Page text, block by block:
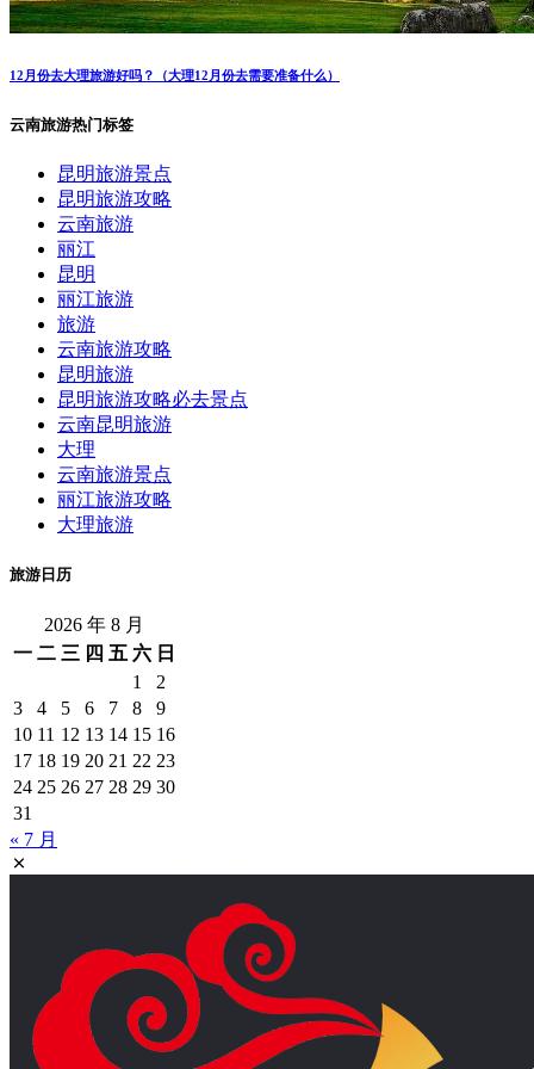
12月份去大理旅游好吗？（大理12月份去需要准备什么）
云南旅游热门标签
昆明旅游景点
昆明旅游攻略
云南旅游
丽江
昆明
丽江旅游
旅游
云南旅游攻略
昆明旅游
昆明旅游攻略必去景点
云南昆明旅游
大理
云南旅游景点
丽江旅游攻略
大理旅游
旅游日历
2026 年 8 月
一 二 三 四 五 六 日
1
2
3
4 5 6 7 8
9
10 11 12 13 14 15 16
17 18 19 20 21 22 23
24 25 26 27 28 29 30
31
« 7 月